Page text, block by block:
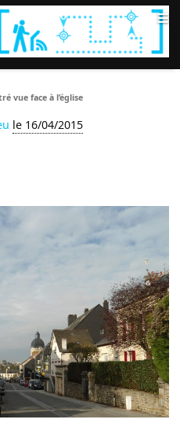
≡
vue face à l’église
le 16/04/2015